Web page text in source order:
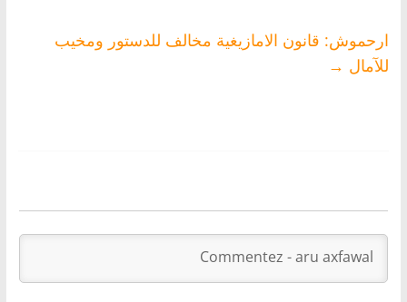
ارحموش: قانون الامازيغية مخالف للدستور ومخيب
للآمال →